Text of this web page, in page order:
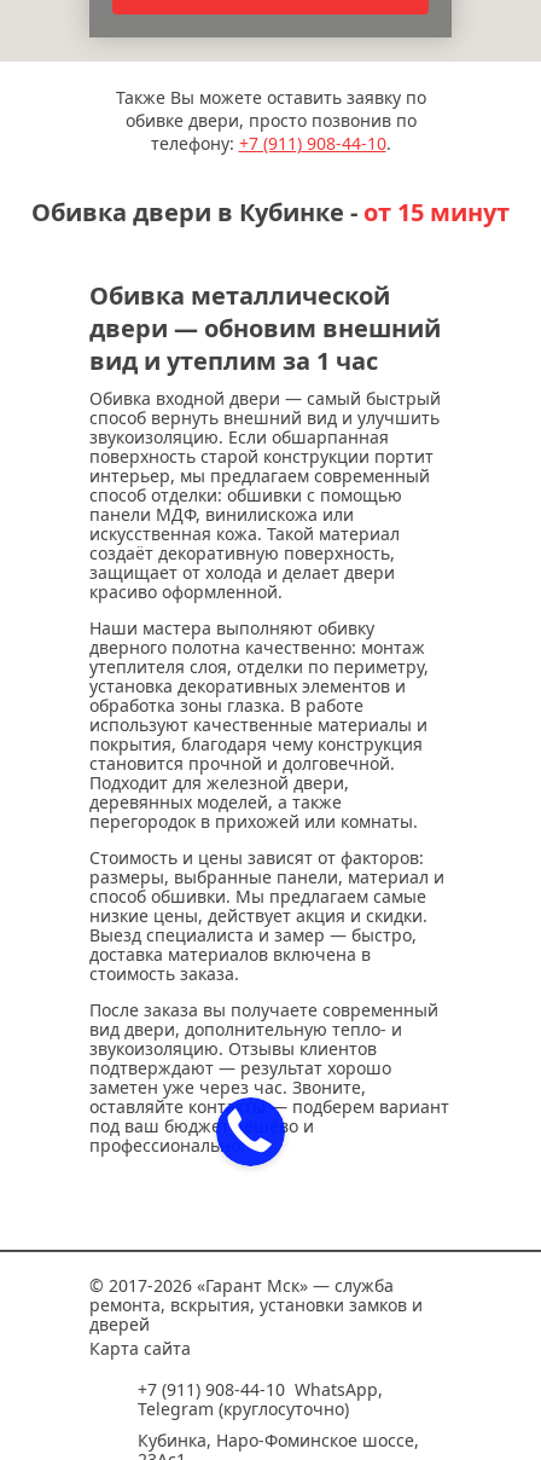
Также Вы можете оставить заявку по
обивке двери, просто позвонив по
телефону: +7 (911)908-44-10.
Обивка двери в Кубинке - от 15 минут
Обивка металлической
двери — обновим внешний
вид и утеплим за 1 час
Обивка входной двери — самый быстрый
способ вернуть внешний вид и улучшить
звукоизоляцию. Если обшарпанная
поверхность старой конструкции портит
интерьер, мы предлагаем современный
способ отделки: обшивки с помощью
панели МДФ, винилискожа или
искусственная кожа. Такой материал
создаёт декоративную поверхность,
защищает от холода и делает двери
красиво оформленной.
Наши мастера выполняют обивку
дверного полотна качественно: монтаж
утеплителя слоя, отделки по периметру,
установка декоративных элементов и
обработка зоны глазка. В работе
используют качественные материалы и
покрытия, благодаря чему конструкция
становится прочной и долговечной.
Подходит для железной двери,
деревянных моделей, а также
перегородок в прихожей или комнаты.
Стоимость и цены зависят от факторов:
размеры, выбранные панели, материал и
способ обшивки. Мы предлагаем самые
низкие цены, действует акция и скидки.
Выезд специалиста и замер — быстро,
доставка материалов включена в
стоимость заказа.
После заказа вы получаете современный
вид двери, дополнительную тепло- и
звукоизоляцию. Отзывы клиентов
подтверждают — результат хорошо
заметен уже через час. Звоните,
оставляйте контакты — подберем вариант
под ваш бюджет дешево и
профессионально.
© 2017-2026 «Гарант Мск» — служба
ремонта, вскрытия, установки замков и
дверей
Карта сайта
+7 (911) 908-44-10 WhatsApp,
Telegram (круглосуточно)
Кубинка, Наро-Фоминское шоссе,